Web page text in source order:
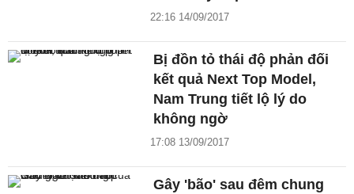
22:16 14/09/2017
Bị đồn tỏ thái độ phản đối
kết quả Next Top Model,
Nam Trung tiết lộ lý do
không ngờ
17:08 13/09/2017
Gây 'bão' sau đêm chung